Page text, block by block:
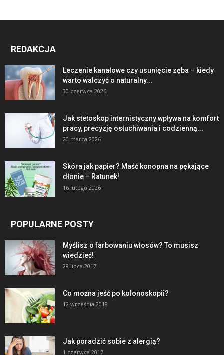
REDAKCJA
Leczenie kanałowe czy usunięcie zęba – kiedy
warto walczyć o naturalny...
30 czerwca 2026
Jak stetoskop internistyczny wpływa na komfort
pracy, precyzję osłuchiwania i codzienną...
20 marca 2026
Skóra jak papier? Maść konopna na pękające
dłonie – Ratunek!
16 lutego 2026
POPULARNE POSTY
Myślisz o farbowaniu włosów? To musisz
wiedzieć!
28 lipca 2017
Co można jeść po kolonoskopii?
12 września 2018
Jak poradzić sobie z alergią?
1 czerwca 2017